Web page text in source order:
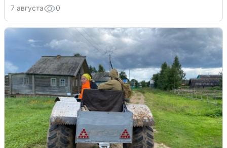
7 августа 0